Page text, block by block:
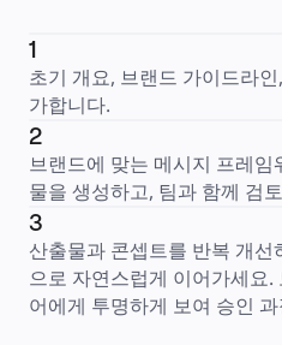
1
초기 개요, 브랜드 가이드라
가합니다.
2
브랜드에 맞는 메시지 프레
물을 생성하고, 팀과 함께 검
3
산출물과 콘셉트를 반복 개
으로 자연스럽게 이어가세요
어에게 투명하게 보여 승인